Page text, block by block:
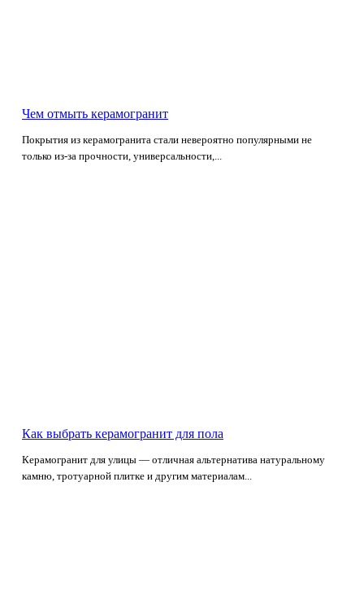
Чем отмыть керамогранит
Покрытия из керамогранита стали невероятно популярными не
только из-за прочности, универсальности,...
Как выбрать керамогранит для пола
Керамогранит для улицы — отличная альтернатива натуральному
камню, тротуарной плитке и другим материалам...